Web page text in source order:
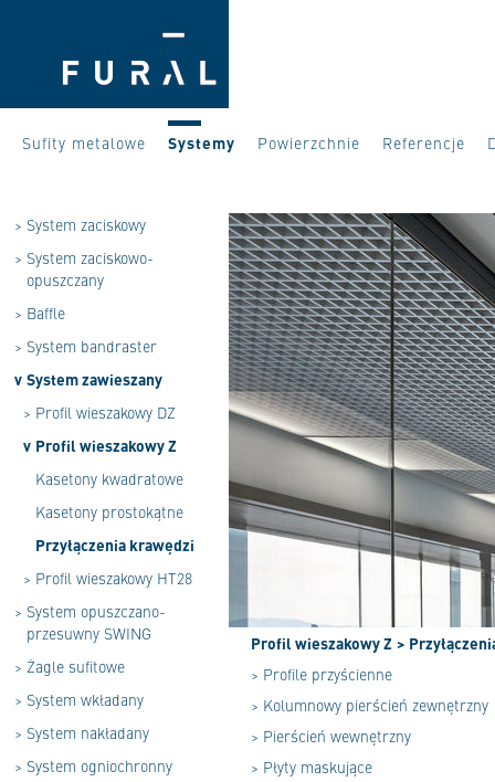
Sufity metalowe Systemy Powierzchnie Referencje
> System zaciskowy
> System zaciskowo-
opuszczany
> Baffle
> System bandraster
v System zawieszany
> Profil wieszakowy DZ
v Profil wieszakowy Z
Kasetony kwadratowe
Kasetony prostokątne
Przyłączenia krawędzi
> Profil wieszakowy HT28
> System opuszczano-
przesuwny SWING
> Żagle sufitowe
> System wkładany
> System nakładany
> System ogniochronny
Profil wieszakowy Z >
> Profile przyścienne
> Kolumnowy pierścień zewnętrzny
> Pierścień wewnętrzny
> Płyty maskujące